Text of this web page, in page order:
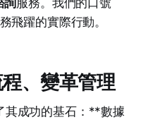
飛躍的實際行動。
、變革管理
其成功的基石：**數據